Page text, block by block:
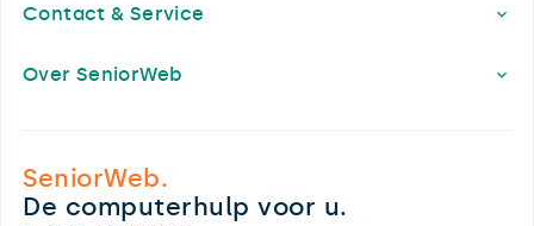
Contact & Service
Over SeniorWeb
SeniorWeb.
De computerhulp voor u.